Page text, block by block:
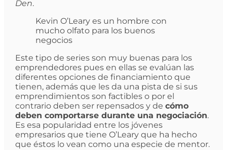
Den.
Kevin O’Leary es un hombre con
mucho olfato para los buenos
negocios
Este tipo de series son muy buenas para los
emprendedores pues en ellas se evalúan las
diferentes opciones de financiamiento que
tienen, además que les da una pista de si sus
emprendimientos son factibles o por el
contrario deben ser repensados y de cómo
deben comportarse durante una negociación.
Es esa popularidad entre los jóvenes
empresarios que tiene O’Leary que ha hecho
que éstos lo vean como una especie de mentor.